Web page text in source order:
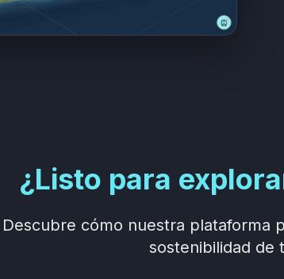
¿Listo para
Descubre cómo nuestra plataforma
sostenibilidad de